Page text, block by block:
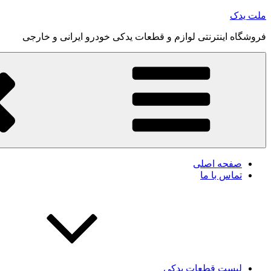
رفتن
محتوا
ملت یدک
فروشگاه اینترنتی لوازم و قطعات یدکی خودرو ایرانی و خارجی
صفحه اصلی
تماس با ما
لیست قطعات یدکی